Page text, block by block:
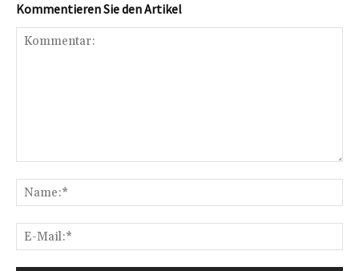
Kommentieren Sie den Artikel